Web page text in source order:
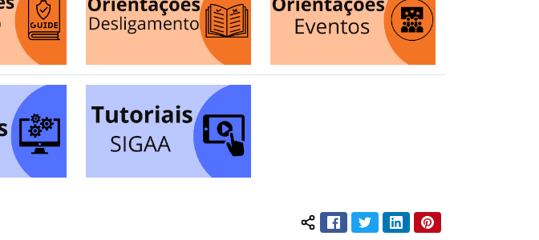
Compartilhar conteúdo:
FacebookTwitterLinkedInPinterest